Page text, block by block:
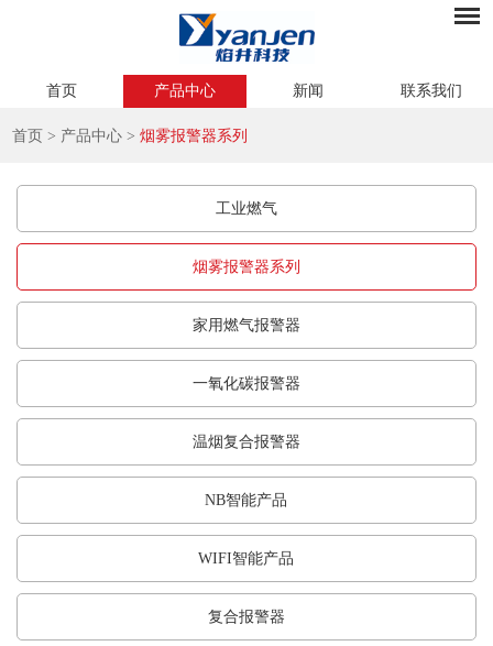
首页 产品中心 新闻 联系我们
首页 > 产品中心 >烟雾报警器系列
工业燃气
烟雾报警器系列
家用燃气报警器
一氧化碳报警器
温烟复合报警器
NB智能产品
WIFI智能产品
复合报警器